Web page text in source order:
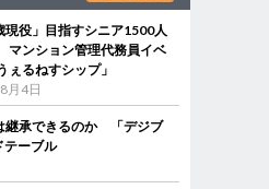
現役」目指すシニア1500人
ンション管理代務員イベ
ぇるねすシップ」
月4日
継承できるのか 「デジブ
テーブル